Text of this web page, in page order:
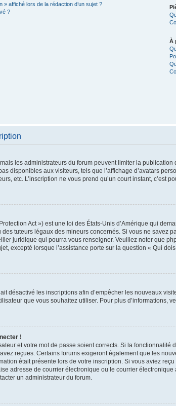
affiché lors de la rédaction d’un sujet ?
?
À
les administrateurs du forum peuvent limiter la
disponibles aux visiteurs, tels que l’affichage d’avatars
etc. L’inscription ne vous prend qu’un court instant, c’est
Act ») est une loi des États-Unis d’Amérique qui
tuteurs légaux des mineurs concernés. Si vous ne savez
juridique qui pourra vous renseigner. Veuillez noter que
excepté lorsque l’assistance porte sur la question « Qui
désactivé les inscriptions afin d’empêcher les nouveaux
que vous souhaitez utiliser. Pour plus d’informations,
!
et votre mot de passe soient corrects. Si la
reçues. Certains forums exigeront également que les
était présente lors de votre inscription. Si vous aviez
adresse de courrier électronique ou le courrier
un administrateur du forum.